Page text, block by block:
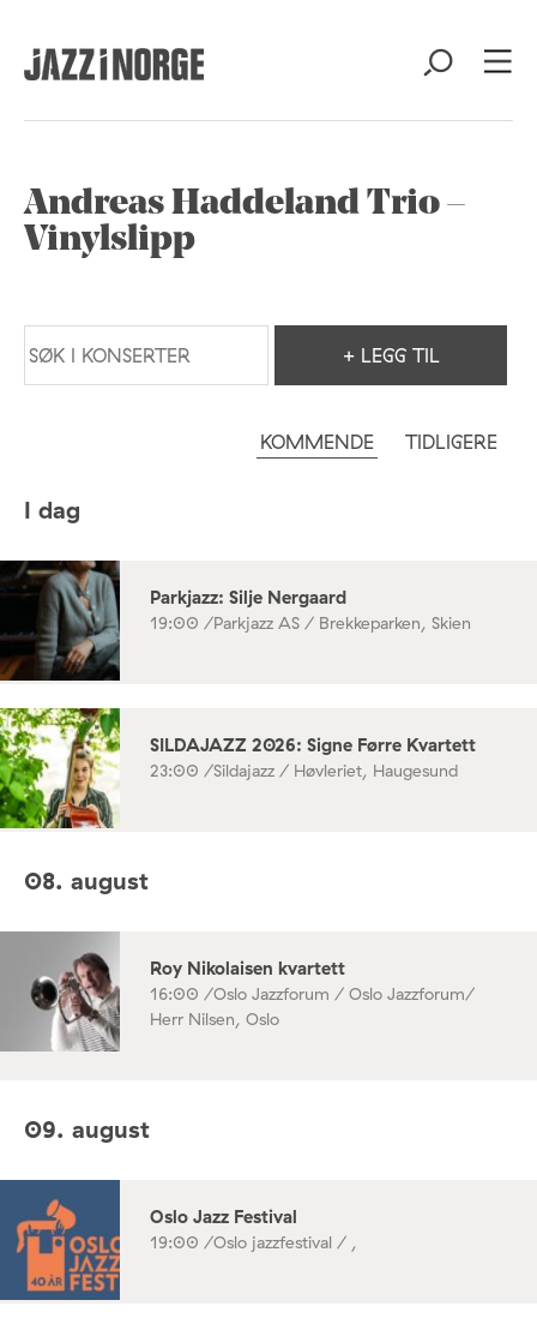
Andreas Haddeland Trio –
Vinylslipp
+ LEGG TIL
KOMMENDE TIDLIGERE
I dag
Parkjazz: Silje Nergaard
19:00 /Parkjazz AS / Brekkeparken, Skien
SILDAJAZZ 2026: Signe Førre Kvartett
23:00 /Sildajazz / Høvleriet, Haugesund
08. august
Roy Nikolaisen kvartett
16:00 /Oslo Jazzforum / Oslo Jazzforum/
Herr Nilsen, Oslo
09. august
Oslo Jazz Festival
19:00 /Oslo jazzfestival / ,